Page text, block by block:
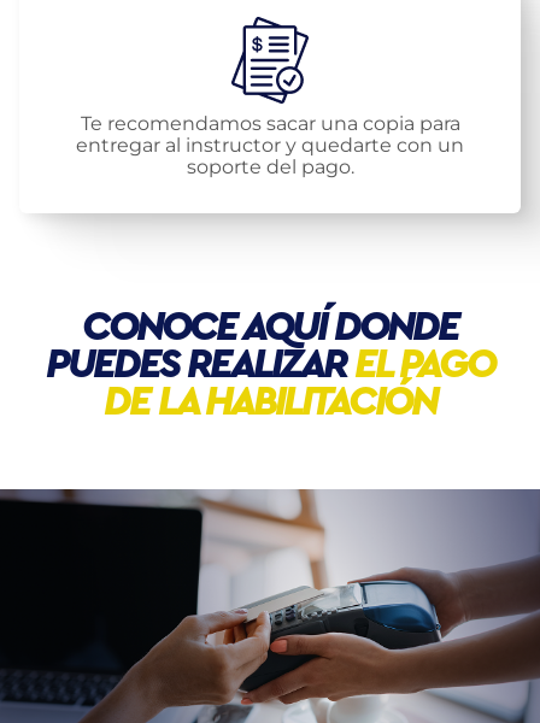
Te recomendamos sacar una copia para
entregar al instructor y quedarte con un
soporte del pago.
CONOCE AQUÍ DONDE
PUEDES REALIZAREL PAGO
DE LA HABILITACIÓN